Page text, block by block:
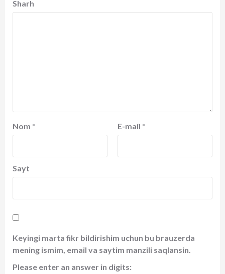
Sharh
Nom * E-mail *
Sayt
Keyingi marta fikr bildirishim uchun bu brauzerda
mening ismim, email va saytim manzili saqlansin.
Please enter an answer in digits: